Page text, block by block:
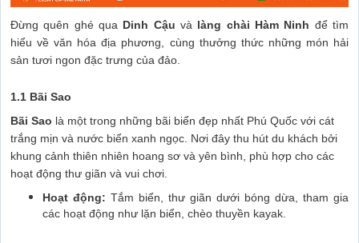
Đừng quên ghé qua Dinh Cậu và làng chài Hàm Ninh để tìm
hiểu về văn hóa địa phương, cùng thưởng thức những món hải
sản tươi ngon đặc trưng của đảo.
1.1 Bãi Sao
Bãi Sao là một trong những bãi biển đẹp nhất Phú Quốc với cát
trắng mịn và nước biển xanh ngọc. Nơi đây thu hút du khách bởi
khung cảnh thiên nhiên hoang sơ và yên bình, phù hợp cho các
hoạt động thư giãn và vui chơi.
Hoạt động: Tắm biển, thư giãn dưới bóng dừa, tham gia
các hoạt động như lặn biển, chèo thuyền kayak.